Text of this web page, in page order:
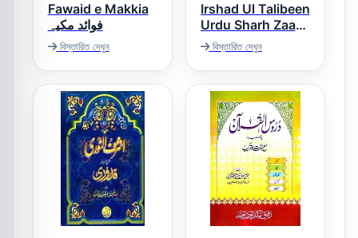
Fawaid e Makkia
فوائد مکیہ
বিস্তারিত দেখুন
Irshad Ul Talibeen
Urdu Sharh Zaad
ut Talebeen ارشاد
الطالبین اردو شرح
زاد الطالبین
বিস্তারিত দেখুন